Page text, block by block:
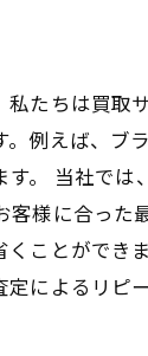
たちは買
例えば、
。 当社で
様に合っ
ことがで
によるリピ